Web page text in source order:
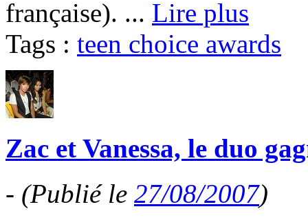
française). ... Lire plus
Tags : teen choice awards
Zac et Vanessa, le duo
- (Publié le 27/08/2007)